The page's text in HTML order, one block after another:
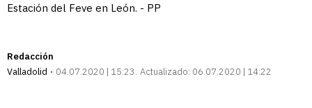
Estación del Feve en León. - PP
Redacción
Valladolid
04.07.2020 | 15:23 Actualizado: 06.07.2020 | 14:22